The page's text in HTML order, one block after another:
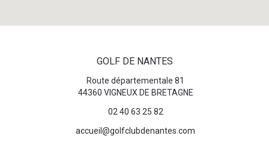
GOLF DE NANTES
Route départementale 81
44360 VIGNEUX DE BRETAGNE
02 40 63 25 82
accueil@golfclubdenantes.com